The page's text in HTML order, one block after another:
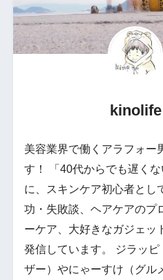
kinolife
美容業界で働くアラフォー
す！ 「40代からでも遅く
に、スキンケア初心者とし
功・失敗談、ヘアケアのプ
ーケア、大好きなガジェッ
発信しています。 ジラッピ
ザー）やにゃーすけ（グル